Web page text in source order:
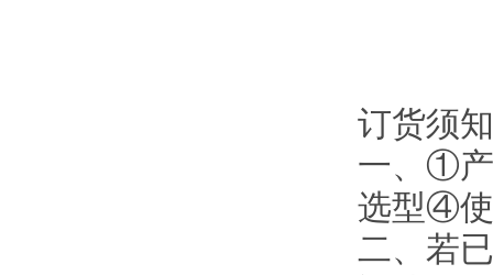
订货须
一、①
选型④
二、若